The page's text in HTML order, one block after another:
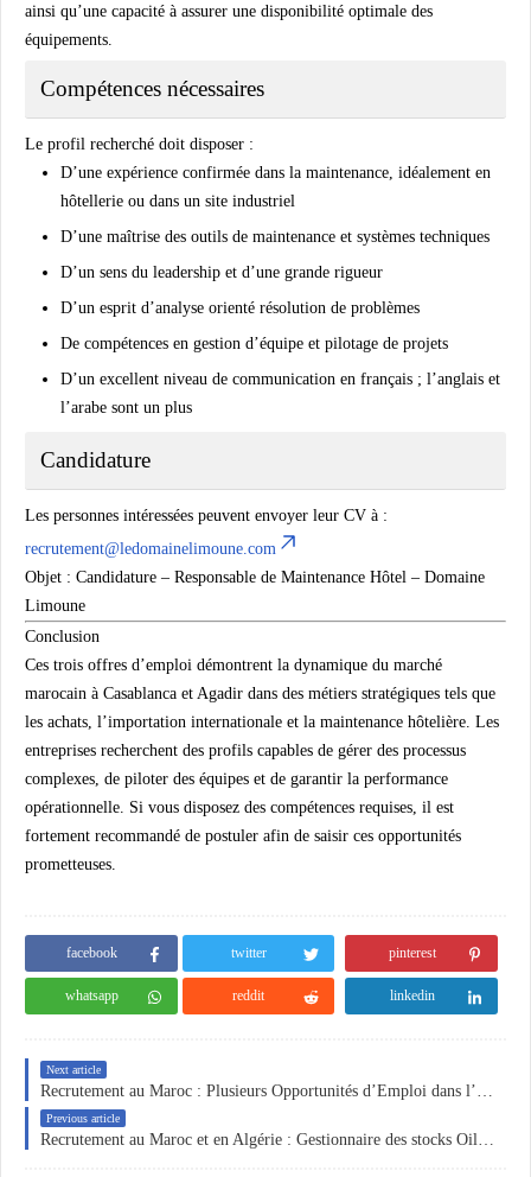
ainsi qu’une capacité à assurer une disponibilité optimale des
équipements.
Compétences nécessaires
Le profil recherché doit disposer :
D’une expérience confirmée dans la maintenance, idéalement en
hôtellerie ou dans un site industriel
D’une maîtrise des outils de maintenance et systèmes techniques
D’un sens du leadership et d’une grande rigueur
D’un esprit d’analyse orienté résolution de problèmes
De compétences en gestion d’équipe et pilotage de projets
D’un excellent niveau de communication en français ; l’anglais et
l’arabe sont un plus
Candidature
Les personnes intéressées peuvent envoyer leur CV à :
recrutement@ledomainelimoune.com
Objet : Candidature – Responsable de Maintenance Hôtel – Domaine
Limoune
Conclusion
Ces trois offres d’emploi démontrent la dynamique du marché
marocain à Casablanca et Agadir dans des métiers stratégiques tels que
les achats, l’importation internationale et la maintenance hôtelière. Les
entreprises recherchent des profils capables de gérer des processus
complexes, de piloter des équipes et de garantir la performance
opérationnelle. Si vous disposez des compétences requises, il est
fortement recommandé de postuler afin de saisir ces opportunités
prometteuses.
facebook twitter pinterest
whatsapp reddit linkedin
Next article
Previous article